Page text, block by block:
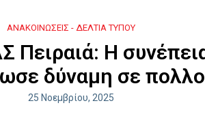
ΑΝΑΚΟΙΝΩΣΕΙΣ - ΔΕΛΤΙΑ ΤΥΠΟΥ
Η
δύναμη σε
25 Νοεμβρίου, 2025